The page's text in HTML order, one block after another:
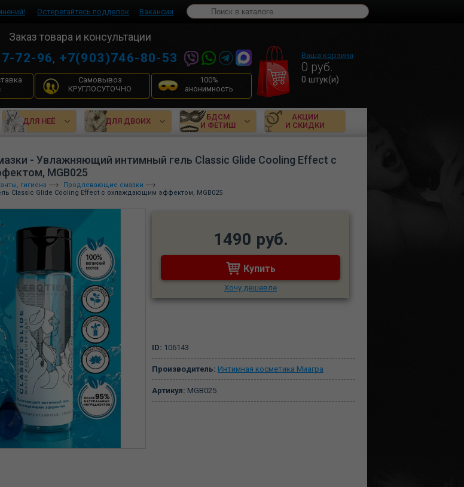
Остерегайтесь подделок Вакансии
Заказ товара и консультации
72-96,+7(903)746-80-53
Самовывоз
КРУГЛОСУТОЧНО
100%
анонимность
Ваша корзина
0 руб.
0 штук(и)
ДЛЯ НЕЁ ДЛЯ ДВОИХ
БДСМ
И ФЕТИШ
АКЦИИ
И СКИДКИ
- Увлажняющий интимный гель Classic Glide Cooling Effect с
MGB025
гигиена
Продлевающие смазки
Classic Glide Cooling Effect с охлаждающим эффектом, MGB025
1490 руб.
Купить
Хочу дешевле
ID: 106143
Производитель: Интимная косметика Миагра
Артикул: MGB025